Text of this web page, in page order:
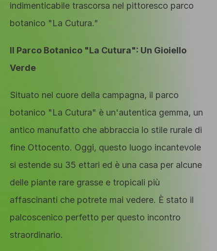
indimenticabile trascorsa nel pittoresco parco
botanico "La Cutura."
Il Parco Botanico "La Cutura": Un Gioiello
Verde
Situato nel cuore della campagna, il parco
botanico "La Cutura" è un'autentica gemma, un
antico manufatto che abbraccia lo stile rurale di
fine Ottocento. Oggi, questo luogo incantevole
si estende su 35 ettari ed è una casa per alcune
delle piante rare grasse e tropicali più
affascinanti che potrete mai vedere. È stato il
palcoscenico perfetto per questo incontro
straordinario.